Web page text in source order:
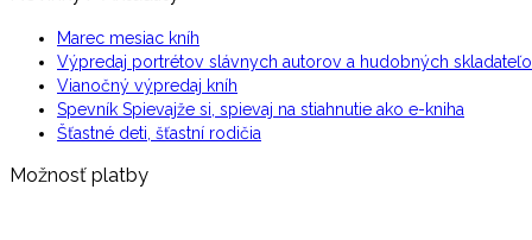
Marec mesiac kníh
Výpredaj portrétov slávnych autorov a hudobných
Vianočný výpredaj kníh
Spevník Spievajže si, spievaj na stiahnutie ako e-kniha
Šťastné deti, šťastní rodičia
Možnosť platby